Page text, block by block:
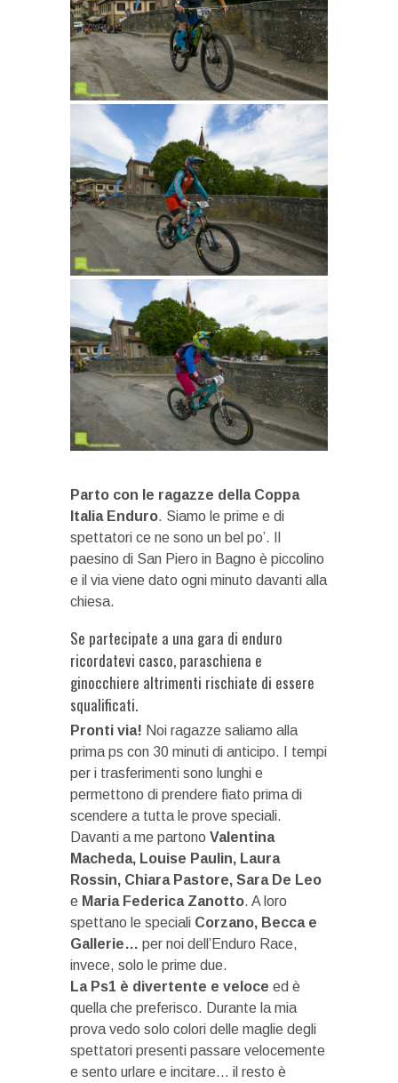
Parto con le ragazze della Coppa
Italia Enduro. Siamo le prime e di
spettatori ce ne sono un bel po’. Il
paesino di San Piero in Bagno è piccolino
e il via viene dato ogni minuto davanti alla
chiesa.
Se partecipate a una gara di enduro
ricordatevi casco, paraschiena e
ginocchiere altrimenti rischiate di essere
squalificati.
Pronti via! Noi ragazze saliamo alla
prima ps con 30 minuti di anticipo. I tempi
per i trasferimenti sono lunghi e
permettono di prendere fiato prima di
scendere a tutta le prove speciali.
Davanti a me partono Valentina
Macheda, Louise Paulin, Laura
Rossin, Chiara Pastore, Sara De Leo
e Maria Federica Zanotto. A loro
spettano le speciali Corzano, Becca e
Gallerie… per noi dell’Enduro Race,
invece, solo le prime due.
La Ps1 è divertente e veloce ed è
quella che preferisco. Durante la mia
prova vedo solo colori delle maglie degli
spettatori presenti passare velocemente
e sento urlare e incitare… il resto è